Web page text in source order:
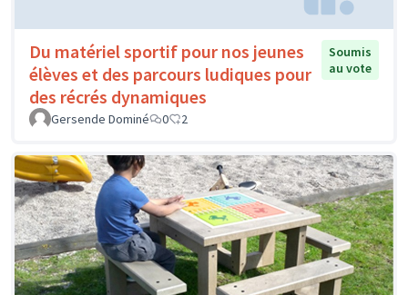
Du matériel sportif pour nos jeunes
élèves et des parcours ludiques pour
des récrés dynamiques
Soumis
au vote
Gersende Dominé 0 2